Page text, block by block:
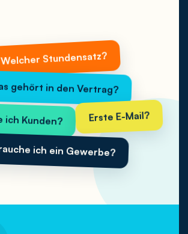
Welcher Stundensatz?
gehört in den Vertrag?
ich Kunden? Erste E-Mail?
ich ein Gewerbe?